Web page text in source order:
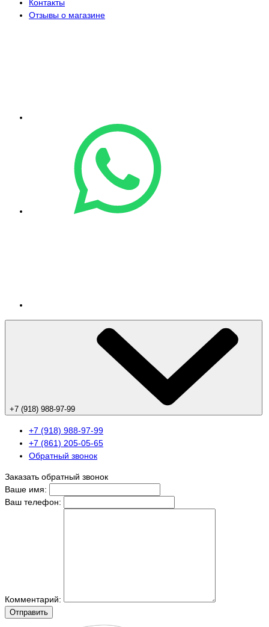
Контакты
Отзывы о магазине
+7 (918) 988-97-99
+7 (918) 988-97-99
+7 (861) 205-05-65
Обратный звонок
Заказать обратный звонок
Ваше имя:
Ваш телефон:
Комментарий:
Отправить